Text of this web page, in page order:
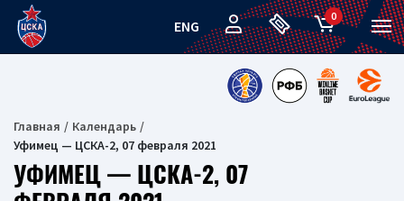
ENG
0
Главная
Календарь
Уфимец — ЦСКА-2, 07 февраля 2021
УФИМЕЦ — ЦСКА-2, 07